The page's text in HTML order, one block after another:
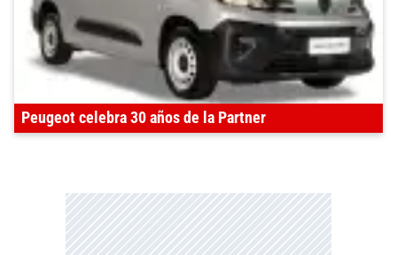
Peugeot celebra 30 años de la Partner